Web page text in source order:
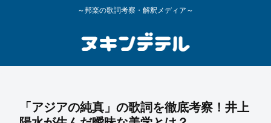
～邦楽の歌詞考察・解釈メディア～
「アジアの純真」の歌詞を徹底考察！井上